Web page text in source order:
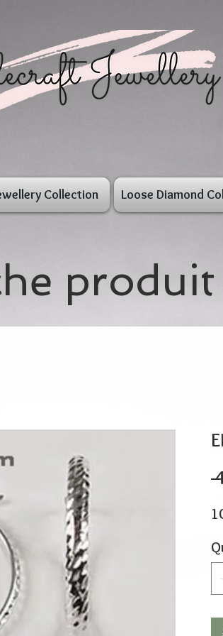
Collection Loose Diamond
produit